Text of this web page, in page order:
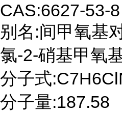
CAS:6627-53-8
别名:间甲氧基
氯-2-硝基甲氧
分子式
分子量:187.58